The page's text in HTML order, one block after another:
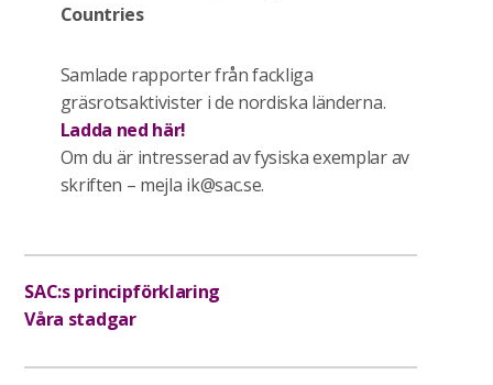
Countries
Samlade rapporter från fackliga
gräsrotsaktivister i de nordiska länderna.
Ladda ned här!
Om du är intresserad av fysiska exemplar av
skriften – mejla ik@sac.se.
SAC:s principförklaring
Våra stadgar